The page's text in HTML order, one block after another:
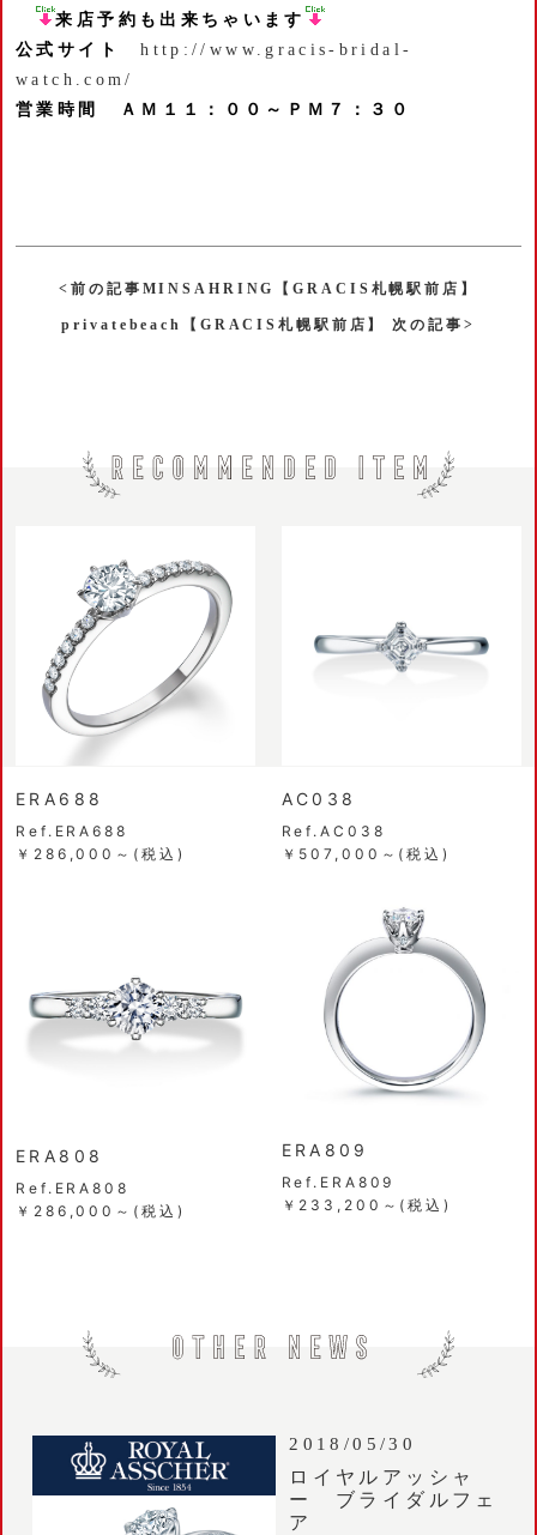
来店予約も出来ちゃいます
公式サイト
http://www.gracis-bridal-
watch.com/
営業時間 ＡＭ１１：００～ＰＭ７：３０
<前の記事MINSAHRING【GRACIS札幌駅前店】
privatebeach【GRACIS札幌駅前店】 次の記事>
ERA688
Ref.ERA688
￥286,000～(税込)
AC038
Ref.AC038
￥507,000～(税込)
ERA808
Ref.ERA808
￥286,000～(税込)
ERA809
Ref.ERA809
￥233,200～(税込)
2018/05/30
ロイヤルアッシャ
ー ブライダルフェ
ア